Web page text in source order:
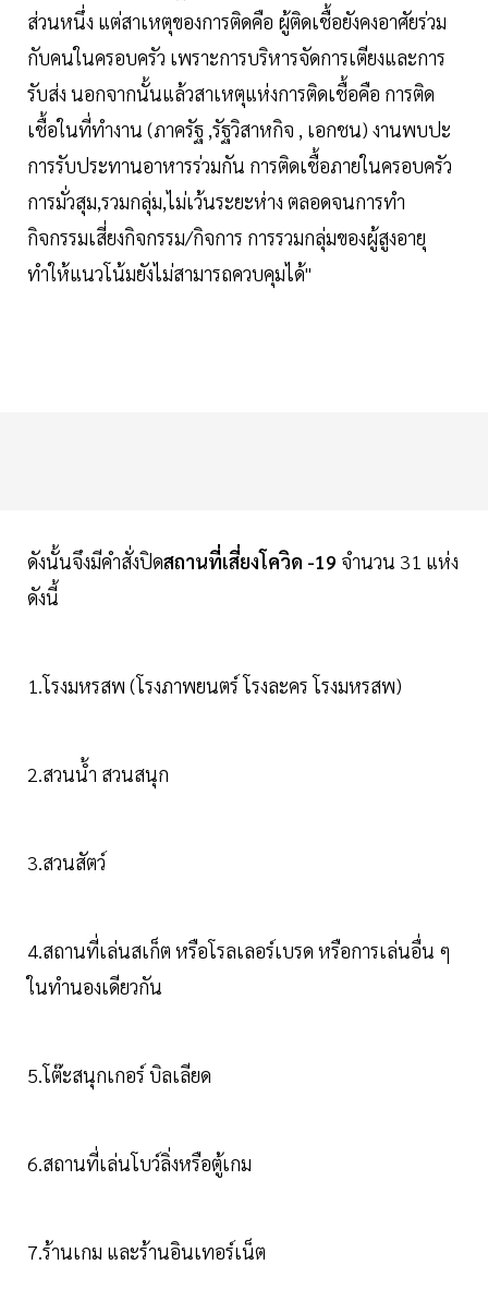
ส่วนหนึ่ง แต่สาเหตุของการติดคือ ผู้ติดเชื้อยังคงอาศัยร่วม
กับคนในครอบครัว เพราะการบริหารจัดการเตียงและการ
รับส่ง นอกจากนั้นแล้วสาเหตุแห่งการติดเชื้อคือ การติด
เชื้อในที่ทำงาน (ภาครัฐ ,รัฐวิสาหกิจ , เอกชน) งานพบปะ
การรับประทานอาหารร่วมกัน การติดเชื้อภายในครอบครัว
การมั่วสุม,รวมกลุ่ม,ไม่เว้นระยะห่าง ตลอดจนการทำ
กิจกรรมเสี่ยงกิจกรรม/กิจการ การรวมกลุ่มของผู้สูงอายุ
ทำให้แนวโน้มยังไม่สามารถควบคุมได้"
ดังนั้นจึงมีคำสั่งปิดสถานที่เสี่ยงโควิด -19 จำนวน 31 แห่ง
ดังนี้
1.โรงมหรสพ (โรงภาพยนตร์ โรงละคร โรงมหรสพ)
2.สวนน้ำ สวนสนุก
3.สวนสัตว์
4.สถานที่เล่นสเก็ต หรือโรลเลอร์เบรด หรือการเล่นอื่น ๆ
ในทำนองเดียวกัน
5.โต๊ะสนุกเกอร์ บิลเลียด
6.สถานที่เล่นโบว์ลิ่งหรือตู้เกม
7.ร้านเกม และร้านอินเทอร์เน็ต